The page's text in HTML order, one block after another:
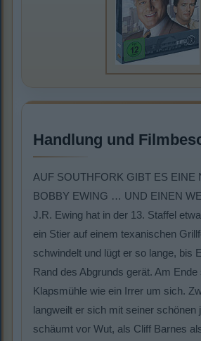
Handlung und
AUF SOUTHFORK GIBT ES EINE
BOBBY EWING … UND EINEN
J.R. Ewing hat in der 13. Staffel
ein Stier auf einem texanischen
schwindelt und lügt er so lange, bis
Rand des Abgrunds gerät. Am
Klapsmühle wie ein Irrer um sich.
langweilt er sich mit seiner schönen
schäumt vor Wut, als Cliff Barnes